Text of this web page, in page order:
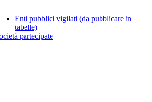
Enti pubblici vigilati (da pubblicare in
tabelle)
partecipate